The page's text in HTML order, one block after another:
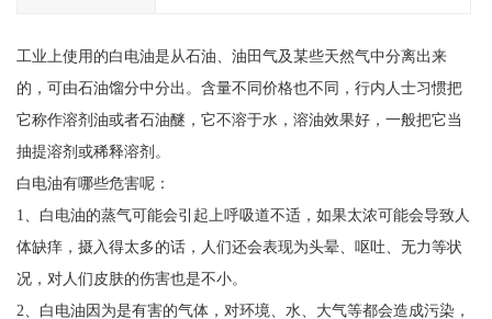
工业上使用的白电油是从石油、油田气及某些天然气中分离出来
的，可由石油馏分中分出。含量不同价格也不同，行内人士习惯把
它称作溶剂油或者石油醚，它不溶于水，溶油效果好，一般把它当
抽提溶剂或稀释溶剂。
白电油有哪些危害呢：
1、白电油的蒸气可能会引起上呼吸道不适，如果太浓可能会导致人
体缺痒，摄入得太多的话，人们还会表现为头晕、呕吐、无力等状
况，对人们皮肤的伤害也是不小。
2、白电油因为是有害的气体，对环境、水、大气等都会造成污染，